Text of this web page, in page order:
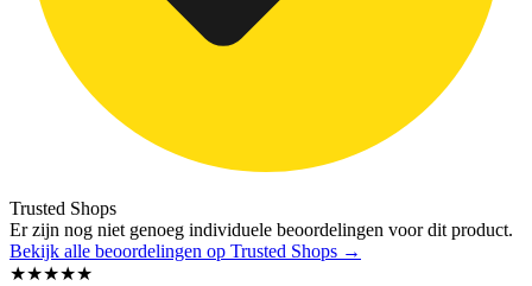
Trusted Shops
Er zijn nog niet genoeg individuele beoordelingen voor dit product.
Bekijk alle beoordelingen op Trusted Shops →
★★★★★